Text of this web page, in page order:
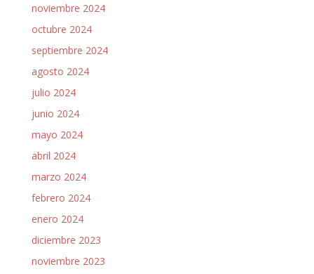
noviembre 2024
octubre 2024
septiembre 2024
agosto 2024
julio 2024
junio 2024
mayo 2024
abril 2024
marzo 2024
febrero 2024
enero 2024
diciembre 2023
noviembre 2023